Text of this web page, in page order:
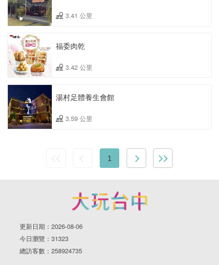
3.41 公里
福委肉乾
3.42 公里
湯村足體養生會館
3.59 公里
1
更新日期：2026-08-06
今日瀏覽：31323
總訪客數：258924735